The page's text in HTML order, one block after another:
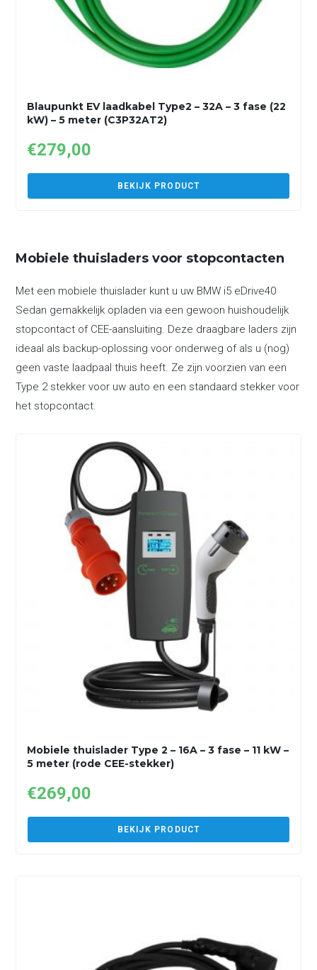
Blaupunkt EV laadkabel Type2 – 32A – 3 fase (22
kW) – 5 meter (C3P32AT2)
€279,00
BEKIJK PRODUCT
Mobiele thuisladers voor stopcontacten
Met een mobiele thuislader kunt u uw BMW i5 eDrive40
Sedan gemakkelijk opladen via een gewoon huishoudelijk
stopcontact of CEE-aansluiting. Deze draagbare laders zijn
ideaal als backup-oplossing voor onderweg of als u (nog)
geen vaste laadpaal thuis heeft. Ze zijn voorzien van een
Type 2 stekker voor uw auto en een standaard stekker voor
het stopcontact.
Mobiele thuislader Type 2 – 16A – 3 fase – 11 kW –
5 meter (rode CEE-stekker)
€269,00
BEKIJK PRODUCT